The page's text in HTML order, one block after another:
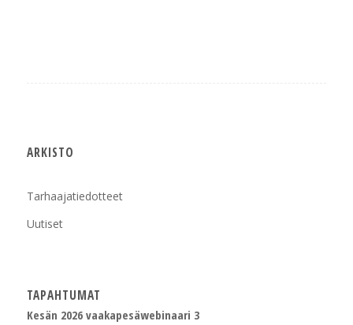
ARKISTO
Tarhaajatiedotteet
Uutiset
TAPAHTUMAT
Kesän 2026 vaakapesäwebinaari 3